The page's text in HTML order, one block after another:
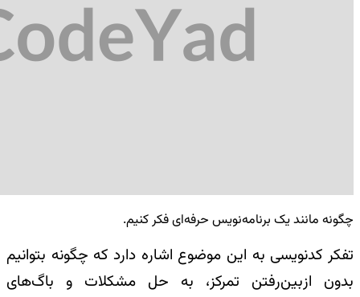
چگونه مانند یک برنامه‌نویس حرفه‌ای فکر کنیم.
تفکر کد‌نویسی به این موضوع اشاره دارد که چگونه بتوانیم
بدون ازبین‌رفتن تمرکز، به حل مشکلات و باگ‌های